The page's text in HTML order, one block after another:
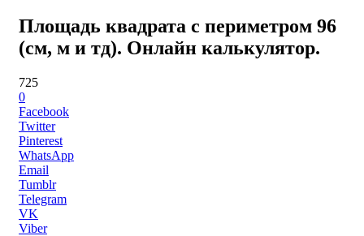
Площадь квадрата с периметром 96
(см, м и тд). Онлайн калькулятор.
725
0
Facebook
Twitter
Pinterest
WhatsApp
Email
Tumblr
Telegram
VK
Viber